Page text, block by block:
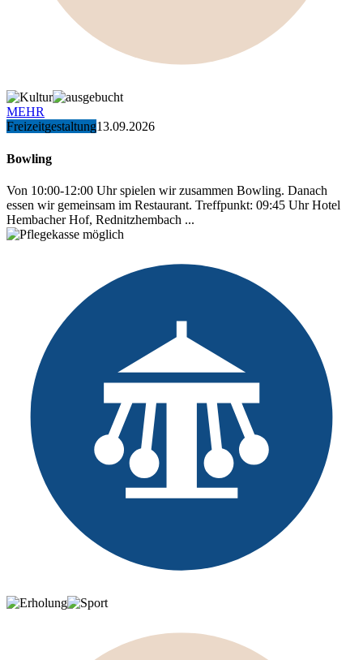
MEHR
Freizeitgestaltung13.09.2026
Bowling
Von 10:00-12:00 Uhr spielen wir zusammen Bowling. Danach
essen wir gemeinsam im Restaurant. Treffpunkt: 09:45 Uhr Hotel
Hembacher Hof, Rednitzhembach ...